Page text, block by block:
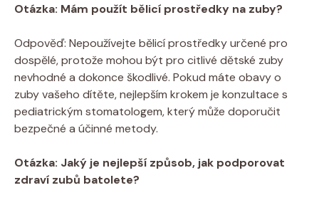
Otázka: Mám použít bělicí prostředky na zuby?
Odpověď: Nepoužívejte bělicí prostředky určené pro
dospělé, protože mohou být pro citlivé dětské zuby
nevhodné a dokonce škodlivé. Pokud máte obavy o
zuby vašeho dítěte, nejlepším krokem je konzultace s
pediatrickým stomatologem, který může doporučit
bezpečné a účinné metody.
Otázka: Jaký je nejlepší způsob, jak podporovat
zdraví zubů batolete?